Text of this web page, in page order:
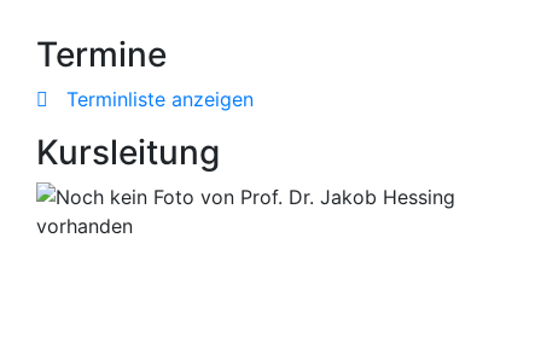
Termine
Terminliste anzeigen
Kursleitung